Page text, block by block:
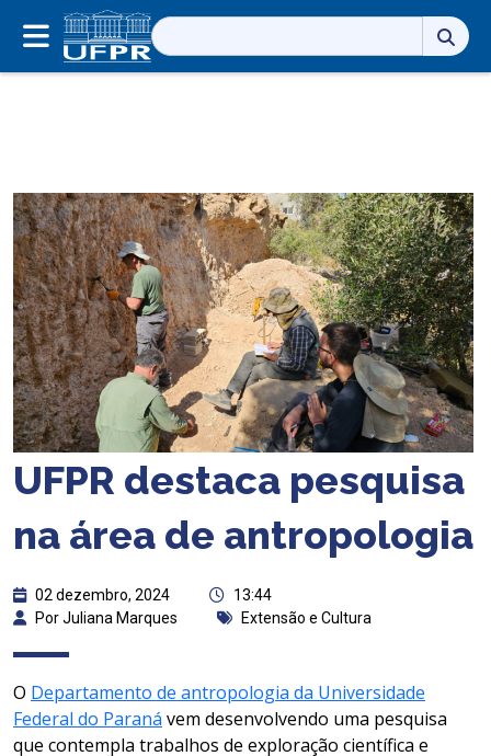
Pesquisar
por:
UFPR destaca pesquisa
na área de antropologia
02 dezembro, 2024
13:44
Por Juliana Marques
Extensão e Cultura
O Departamento de antropologia da Universidade
Federal do Paraná vem desenvolvendo uma pesquisa
que contempla trabalhos de exploração científica e